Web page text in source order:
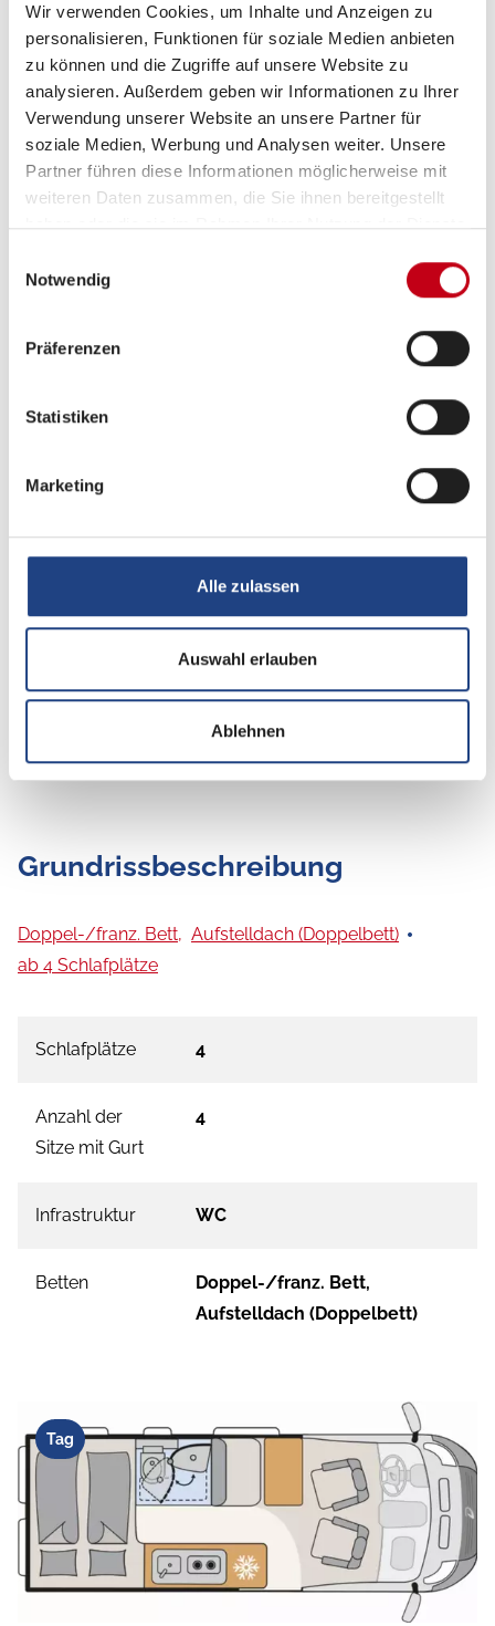
Wir verwenden Cookies, um Inhalte und Anzeigen zu
personalisieren, Funktionen für soziale Medien anbieten
zu können und die Zugriffe auf unsere Website zu
analysieren. Außerdem geben wir Informationen zu Ihrer
Verwendung unserer Website an unsere Partner für
soziale Medien, Werbung und Analysen weiter. Unsere
Partner führen diese Informationen möglicherweise mit
weiteren Daten zusammen, die Sie ihnen bereitgestellt
haben oder die sie im Rahmen Ihrer Nutzung der Dienste
Notwendig
Präferenzen
Statistiken
Marketing
Alle zulassen
Auswahl erlauben
Ablehnen
Multifunktionslenkrad
Lederlenkrad
Zentralverriegelung
Tempomat
Heizung / Klima
Küche
Grundrissbeschreibung
Doppel-/franz. Bett, Aufstelldach (Doppelbett)
ab 4 Schlafplätze
Schlafplätze 4
Anzahl der
Sitze mit Gurt
4
Infrastruktur WC
Betten
Doppel-/franz. Bett,
Aufstelldach (Doppelbett)
Tag